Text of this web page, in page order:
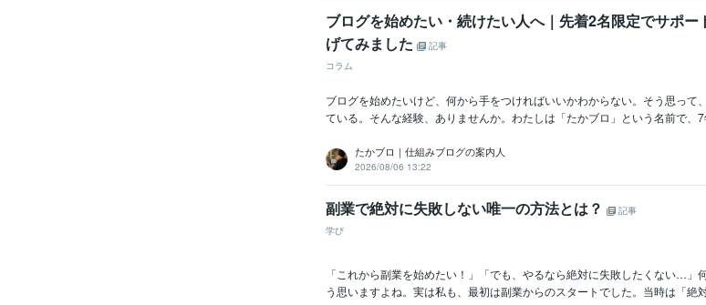
ブログを始めたい・続けたい人へ｜先着2名限定でサポー
げてみました
記事
コラム
ブログを始めたいけど、何から手をつければいいかわからない。そう思って
ている。そんな経験、ありませんか。わたしは「たかブロ」という名前で、
たかブロ｜仕組みブログの案内人
2026/08/06 13:22
副業で絶対に失敗しない唯一の方法とは？
記事
学び
「これから副業を始めたい！」「でも、やるなら絶対に失敗したくない…」
う思いますよね。実は私も、最初は副業からのスタートでした。当時は「絶